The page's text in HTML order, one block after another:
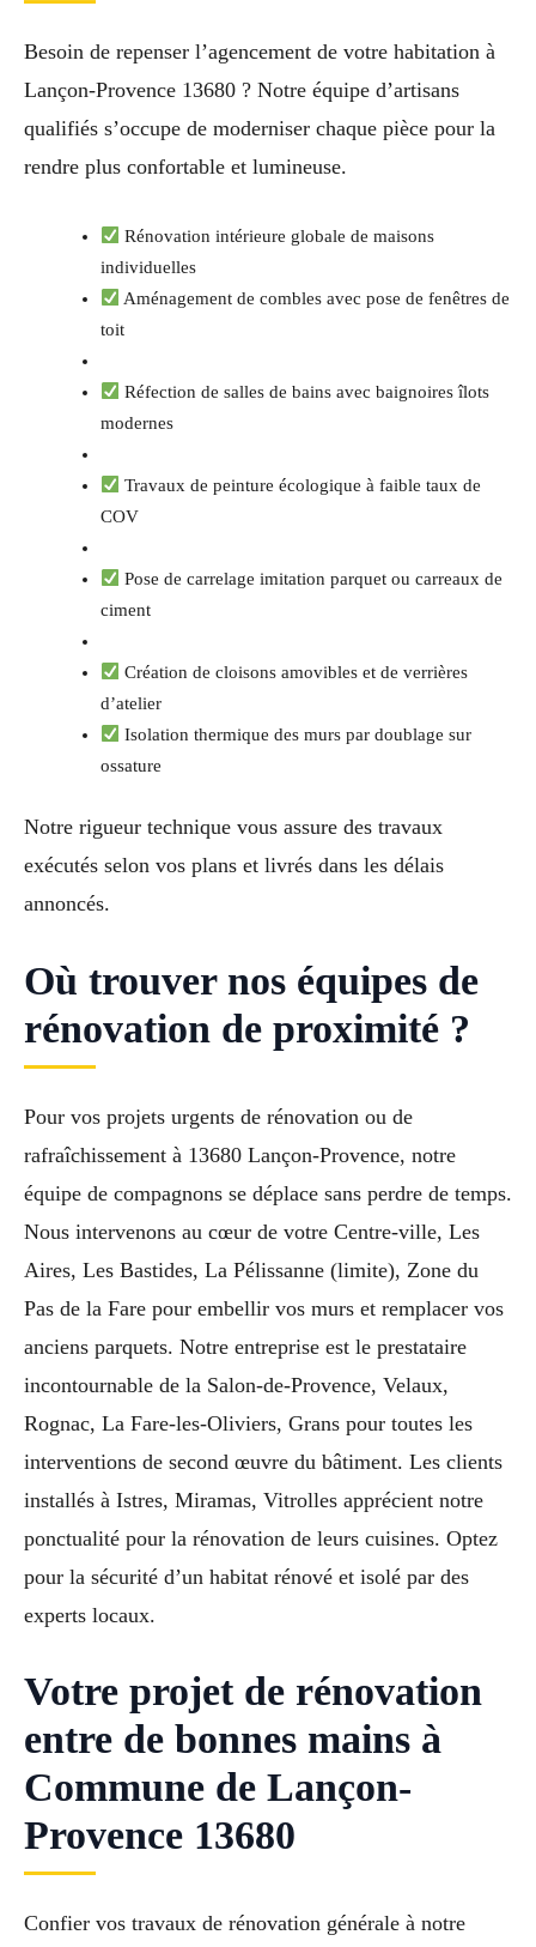
Besoin de repenser l’agencement de votre habitation à
Lançon-Provence 13680 ? Notre équipe d’artisans
qualifiés s’occupe de moderniser chaque pièce pour la
rendre plus confortable et lumineuse.
Rénovation intérieure globale de maisons
individuelles
Aménagement de combles avec pose de fenêtres de
toit
Réfection de salles de bains avec baignoires îlots
modernes
Travaux de peinture écologique à faible taux de
COV
Pose de carrelage imitation parquet ou carreaux de
ciment
Création de cloisons amovibles et de verrières
d’atelier
Isolation thermique des murs par doublage sur
ossature
Notre rigueur technique vous assure des travaux
exécutés selon vos plans et livrés dans les délais
annoncés.
Où trouver nos équipes de
rénovation de proximité ?
Pour vos projets urgents de rénovation ou de
rafraîchissement à 13680 Lançon-Provence, notre
équipe de compagnons se déplace sans perdre de temps.
Nous intervenons au cœur de votre Centre-ville, Les
Aires, Les Bastides, La Pélissanne (limite), Zone du
Pas de la Fare pour embellir vos murs et remplacer vos
anciens parquets. Notre entreprise est le prestataire
incontournable de la Salon-de-Provence, Velaux,
Rognac, La Fare-les-Oliviers, Grans pour toutes les
interventions de second œuvre du bâtiment. Les clients
installés à Istres, Miramas, Vitrolles apprécient notre
ponctualité pour la rénovation de leurs cuisines. Optez
pour la sécurité d’un habitat rénové et isolé par des
experts locaux.
Votre projet de rénovation
entre de bonnes mains à
Commune de Lançon-
Provence 13680
Confier vos travaux de rénovation générale à notre